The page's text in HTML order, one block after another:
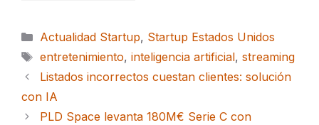
Categorías
Actualidad Startup, Startup Estados Unidos
Etiquetas
entretenimiento, inteligencia artificial, streaming
Listados incorrectos cuestan clientes: solución
con IA
PLD Space levanta 180M€ Serie C con